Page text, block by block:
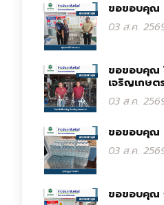
ขอขอบคุณ
03 ส.ค.
ขอขอบคุณ
เจริญเกษต
03 ส.ค.
ขอขอบคุณ
03 ส.ค.
ขอขอบคุณ